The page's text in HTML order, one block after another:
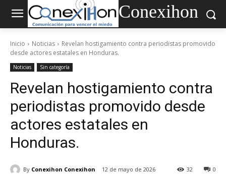
Conexihon
Inicio Noticias
Revelan hostigamiento contra periodistas promovido
desde actores estatales en Honduras.
Noticias Sin categoría
Revelan hostigamiento contra
periodistas promovido desde
actores estatales en
Honduras.
By Conexihon Conexihon 12 de mayo de 2026 0
32